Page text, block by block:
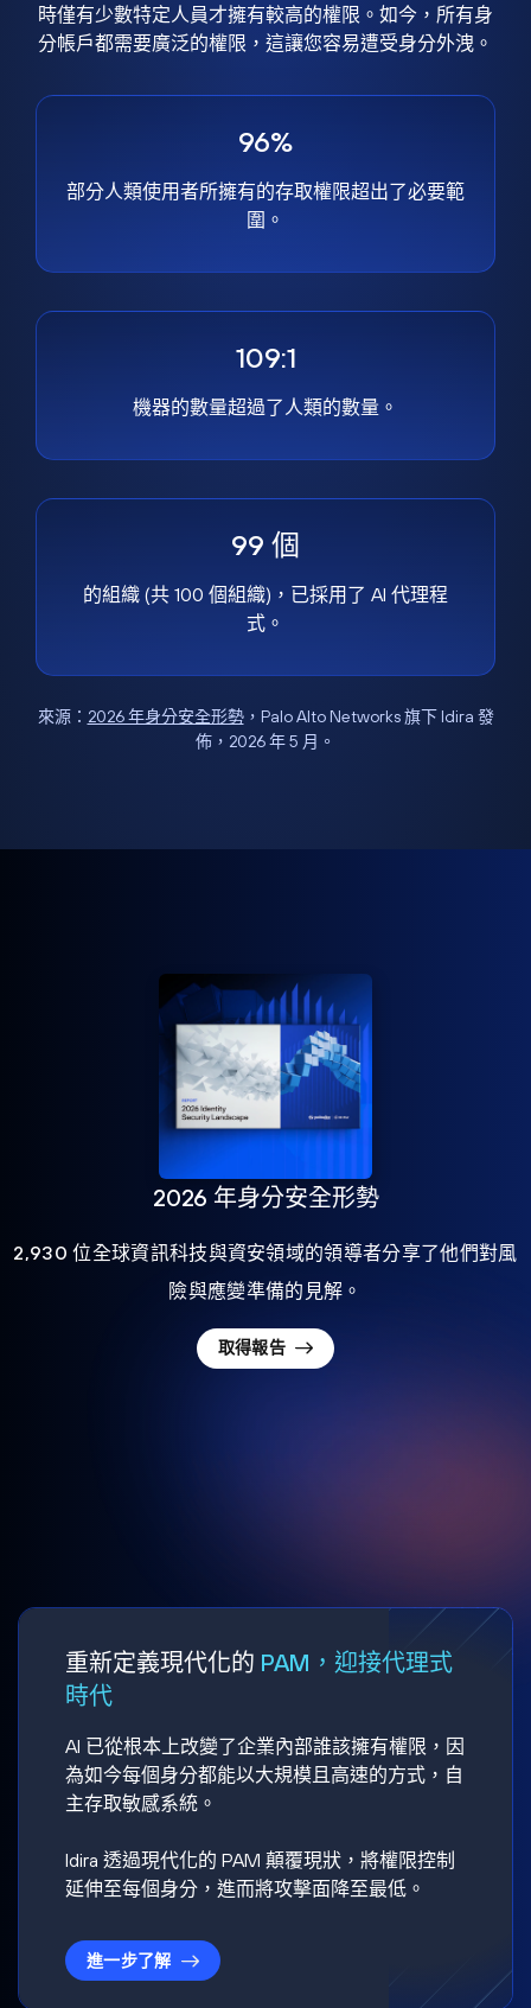
時僅有少數特定人員才擁有較高的權限。如今，所有身
分帳戶都需要廣泛的權限，這讓您容易遭受身分外洩。
96%
部分人類使用者所擁有的存取權限超出了必要範
圍。
109:1
機器的數量超過了人類的數量。
99 個
的組織 (共 100 個組織)，已採用了 AI 代理程
式。
來源： 2026 年身分安全形勢，Palo Alto Networks 旗下 Idira 發
佈，2026 年 5 月。
2026 年身分安全形勢
2,930 位全球資訊科技與資安領域的領導者分享了他們對風
險與應變準備的見解。
取得報告
重新定義現代化的 PAM，迎接代理式
時代
AI 已從根本上改變了企業內部誰該擁有權限，因
為如今每個身分都能以大規模且高速的方式，自
主存取敏感系統。
Idira 透過現代化的 PAM 顛覆現狀，將權限控制
延伸至每個身分，進而將攻擊面降至最低。
進一步了解